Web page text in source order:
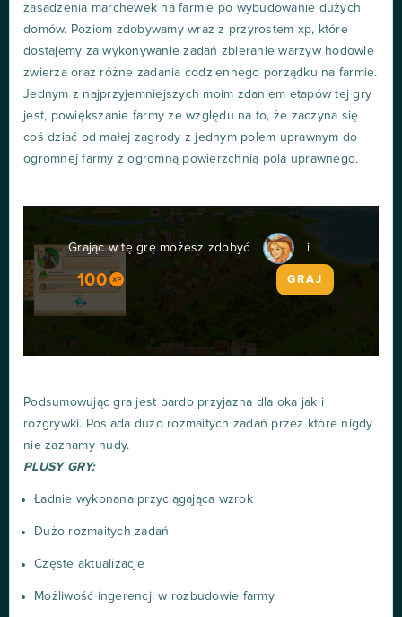
zasadzenia marchewek na farmie po wybudowanie dużych
domów. Poziom zdobywamy wraz z przyrostem xp, które
dostajemy za wykonywanie zadań zbieranie warzyw hodowle
zwierza oraz różne zadania codziennego porządku na farmie.
Jednym z najprzyjemniejszych moim zdaniem etapów tej gry
jest, powiększanie farmy ze względu na to, że zaczyna się
coś dziać od małej zagrody z jednym polem uprawnym do
ogromnej farmy z ogromną powierzchnią pola uprawnego.
Grając w tę grę możesz zdobyć i
100 GRAJ
Podsumowując gra jest bardo przyjazna dla oka jak i
rozgrywki. Posiada dużo rozmaitych zadań przez które nigdy
nie zaznamy nudy.
PLUSY GRY:
Ładnie wykonana przyciągająca wzrok
Dużo rozmaitych zadań
Częste aktualizacje
Możliwość ingerencji w rozbudowie farmy